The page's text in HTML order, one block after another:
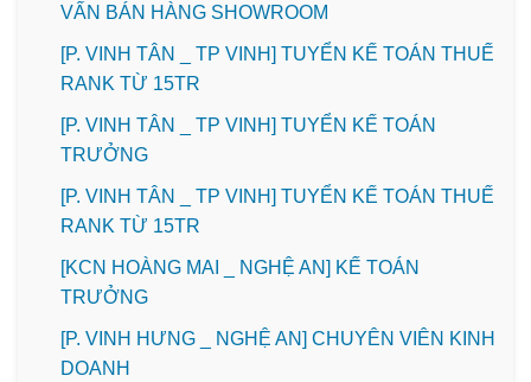
VẤN BÁN HÀNG SHOWROOM
[P. VINH TÂN _ TP VINH] TUYỂN KẾ TOÁN THUẾ
RANK TỪ 15TR
[P. VINH TÂN _ TP VINH] TUYỂN KẾ TOÁN
TRƯỞNG
[P. VINH TÂN _ TP VINH] TUYỂN KẾ TOÁN THUẾ
RANK TỪ 15TR
️[KCN HOÀNG MAI _ NGHỆ AN] KẾ TOÁN
TRƯỞNG
️[P. VINH HƯNG _ NGHỆ AN] CHUYÊN VIÊN KINH
DOANH